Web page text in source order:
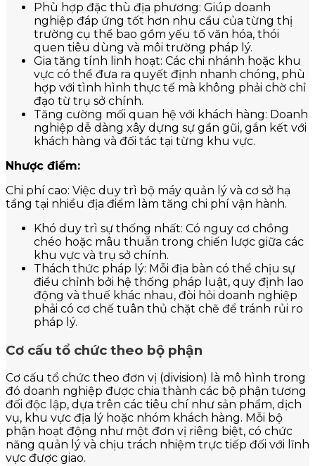
Phù hợp đặc thù địa phương: Giúp doanh
nghiệp đáp ứng tốt hơn nhu cầu của từng thị
trường cụ thể bao gồm yếu tố văn hóa, thói
quen tiêu dùng và môi trường pháp lý.
Gia tăng tính linh hoạt: Các chi nhánh hoặc khu
vực có thể đưa ra quyết định nhanh chóng, phù
hợp với tình hình thực tế mà không phải chờ chỉ
đạo từ trụ sở chính.
Tăng cường mối quan hệ với khách hàng: Doanh
nghiệp dễ dàng xây dựng sự gần gũi, gắn kết với
khách hàng và đối tác tại từng khu vực.
Nhược điểm:
Chi phí cao: Việc duy trì bộ máy quản lý và cơ sở hạ
tầng tại nhiều địa điểm làm tăng chi phí vận hành.
Khó duy trì sự thống nhất: Có nguy cơ chồng
chéo hoặc mâu thuẫn trong chiến lược giữa các
khu vực và trụ sở chính.
Thách thức pháp lý: Mỗi địa bàn có thể chịu sự
điều chỉnh bởi hệ thống pháp luật, quy định lao
động và thuế khác nhau, đòi hỏi doanh nghiệp
phải có cơ chế tuân thủ chặt chẽ để tránh rủi ro
pháp lý.
Cơ cấu tổ chức theo bộ phận
Cơ cấu tổ chức theo đơn vị (division) là mô hình trong
đó doanh nghiệp được chia thành các bộ phận tương
đối độc lập, dựa trên các tiêu chí như sản phẩm, dịch
vụ, khu vực địa lý hoặc nhóm khách hàng. Mỗi bộ
phận hoạt động như một đơn vị riêng biệt, có chức
năng quản lý và chịu trách nhiệm trực tiếp đối với lĩnh
vực được giao.